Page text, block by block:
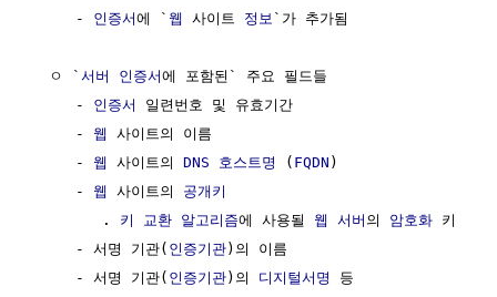
     -
인증서에 ` 웹 사이트 정보 `가 추가됨
  ㅇ `
서버 인증서에 포함된` 주요 필드들
     -
인증서
일련번호 및 유효기간
     -
웹
사이트의 이름
     -
웹 사이트의 DNS 호스트명 ( FQDN )
     -
웹 사이트의 공개키
        .
키 교환 알고리즘에 사용될 웹 서버 의 암호화 키
     - 서명 기관(
인증기관)의 이름
     - 서명 기관(
인증기관)의 디지털서명 등